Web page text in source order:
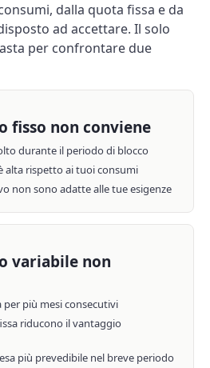
dalla quota fissa e da
ad accettare. Il solo
per confrontare due
fisso non conviene
durante il periodo di blocco
alta rispetto ai tuoi consumi
non sono adatte alle tue esigenze
variabile non
per più mesi consecutivi
riducono il vantaggio
più prevedibile nel breve periodo